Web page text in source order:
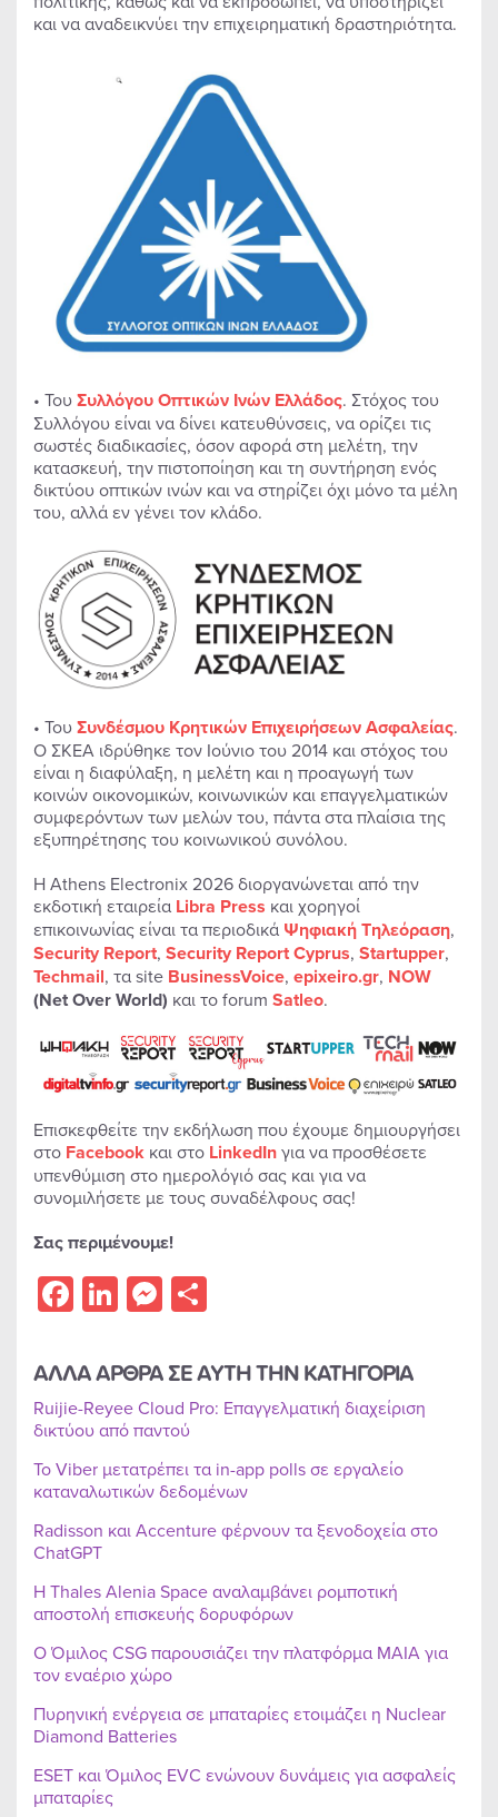
και να αναδεικνύει την επιχειρηματική δραστηριότητα.
• ΤουΣυλλόγου Οπτικών Ινών Ελλάδος. Στόχος του
Συλλόγου είναι να δίνει κατευθύνσεις, να ορίζει τις
σωστές διαδικασίες, όσον αφορά στη μελέτη, την
κατασκευή, την πιστοποίηση και τη συντήρηση ενός
δικτύου οπτικών ινών και να στηρίζει όχι μόνο τα μέλη
του, αλλά εν γένει τον κλάδο.
• ΤουΣυνδέσμου Κρητικών Επιχειρήσεων Ασφαλείας.
Ο ΣΚΕΑ ιδρύθηκε τον Ιούνιο του 2014 και στόχος του
είναι η διαφύλαξη, η μελέτη και η προαγωγή των
κοινών οικονομικών, κοινωνικών και επαγγελματικών
συμφερόντων των μελών του, πάντα στα πλαίσια της
εξυπηρέτησης του κοινωνικού συνόλου.
Η Athens Electronix 2026 διοργανώνεται από την
εκδοτική εταιρεία Libra Press και χορηγοί
επικοινωνίας είναι τα περιοδικά Ψηφιακή Τηλεόραση,
Security Report, Security ReportCyprus, Startupper,
Techmail, τα site BusinessVoice, epixeiro.gr, NOW
(NetOverWorld) και το forum Satleo.
Επισκεφθείτε την εκδήλωση που έχουμε δημιουργήσει
στο Facebook και στο LinkedInγια να προσθέσετε
υπενθύμιση στο ημερολόγιό σας και για να
συνομιλήσετε με τους συναδέλφους σας!
Σας περιμένουμε!
Facebook
LinkedIn
Messenger
ΑΛΛΑ ΑΡΘΡΑ ΣΕ ΑΥΤΗ ΤΗΝ ΚΑΤΗΓΟΡΙΑ
Ruijie-Reyee Cloud Pro: Επαγγελματική διαχείριση
δικτύου από παντού
Το Viber μετατρέπει τα in-app polls σε εργαλείο
καταναλωτικών δεδομένων
Radisson και Accenture φέρνουν τα ξενοδοχεία στο
ChatGPT
Η Thales Alenia Space αναλαμβάνει ρομποτική
αποστολή επισκευής δορυφόρων
Ο Όμιλος CSG παρουσιάζει την πλατφόρμα MAIA για
τον εναέριο χώρο
Πυρηνική ενέργεια σε μπαταρίες ετοιμάζει η Nuclear
Diamond Batteries
ESET και Όμιλος EVC ενώνουν δυνάμεις για ασφαλείς
μπαταρίες